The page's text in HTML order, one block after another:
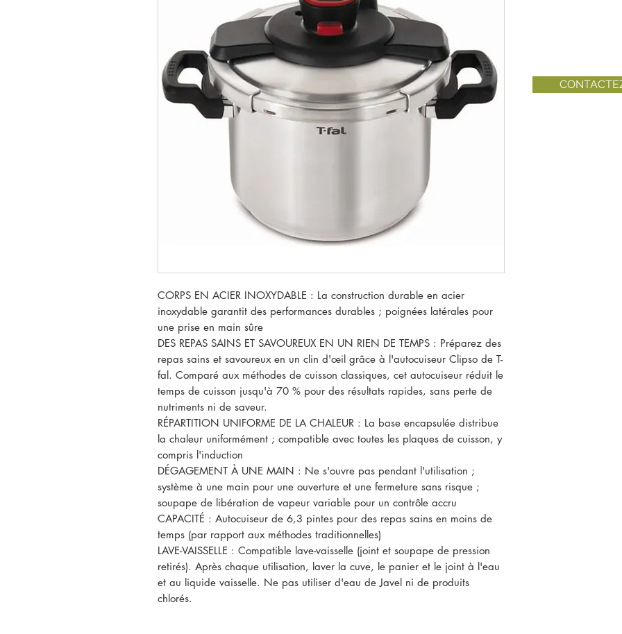
CORPS EN ACIER INOXYDABLE : La construction durable en acier
inoxydable garantit des performances durables ; poignées latérales pour
une prise en main sûre
DES REPAS SAINS ET SAVOUREUX EN UN RIEN DE TEMPS : Préparez des
repas sains et savoureux en un clin d'œil grâce à l'autocuiseur Clipso de T-
fal. Comparé aux méthodes de cuisson classiques, cet autocuiseur réduit le
temps de cuisson jusqu'à 70 % pour des résultats rapides, sans perte de
nutriments ni de saveur.
RÉPARTITION UNIFORME DE LA CHALEUR : La base encapsulée distribue
la chaleur uniformément ; compatible avec toutes les plaques de cuisson, y
compris l'induction
DÉGAGEMENT À UNE MAIN : Ne s'ouvre pas pendant l'utilisation ;
système à une main pour une ouverture et une fermeture sans risque ;
soupape de libération de vapeur variable pour un contrôle accru
CAPACITÉ : Autocuiseur de 6,3 pintes pour des repas sains en moins de
temps (par rapport aux méthodes traditionnelles)
LAVE-VAISSELLE : Compatible lave-vaisselle (joint et soupape de pression
retirés). Après chaque utilisation, laver la cuve, le panier et le joint à l'eau
et au liquide vaisselle. Ne pas utiliser d'eau de Javel ni de produits
chlorés.